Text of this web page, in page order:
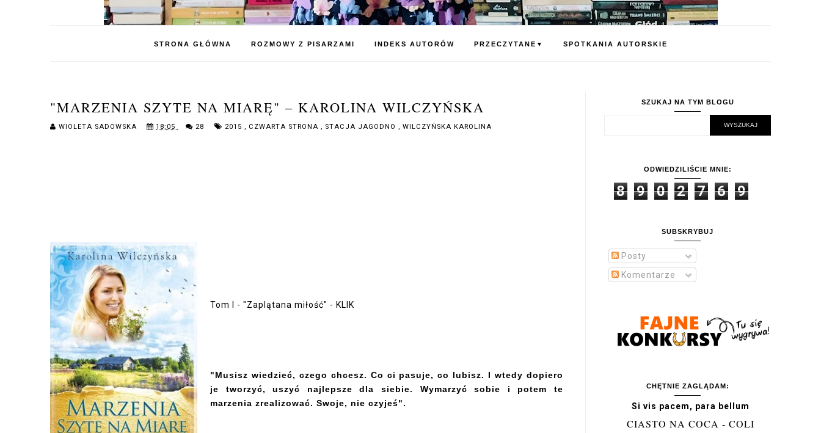
STRONA GŁÓWNA ROZMOWY Z PISARZAMI INDEKS AUTORÓW PRZECZYTANE ▼ SPOTKANIA AUTORSKIE
"MARZENIA SZYTE NA MIARĘ" – KAROLINA WILCZYŃSKA
WIOLETA SADOWSKA 18:05 28 2015 , CZWARTA STRONA , STACJA JAGODNO , WILCZYŃSKA KAROLINA
Tom I - "Zaplątana miłość" - KLIK
"Musisz wiedzieć, czego chcesz. Co ci pasuje, co lubisz. I wtedy dopiero
je tworzyć, uszyć najlepsze dla siebie. Wymarzyć sobie i potem te
marzenia zrealizować. Swoje, nie czyjeś".
SZUKAJ NA TYM BLOGU
ODWIEDZILIŚCIE MNIE:
8 9 0 2 7 6 9
SUBSKRYBUJ
Posty
Komentarze
CHĘTNIE ZAGLĄDAM:
Si vis pacem, para bellum
CIASTO NA COCA - COLI